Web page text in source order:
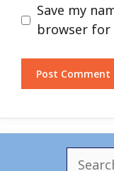
Website
Save my
browser